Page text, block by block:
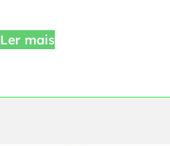
Ler mais